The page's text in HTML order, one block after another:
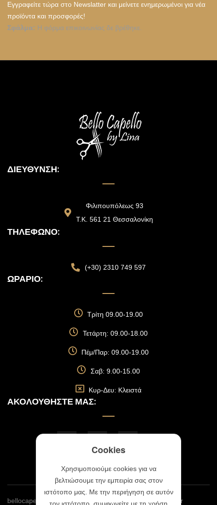
Εγγραφείτε τώρα στο Newslatter και μείνετε ενημερωμένοι για νέα
προϊόντα και προσφορές!
Σφάλμα: Η φόρμα επικοινωνίας δε βρέθηκε.
ΔΙΕΎΘΥΝΣΗ:
Φιλιπουπόλεως 93
Τ.Κ. 561 21 Θεσσαλονίκη
ΤΗΛΈΦΩΝΟ:
(+30) 2310 749 597
ΩΡΆΡΙΟ:
Τρίτη 09.00-19.00
Τετάρτη: 09.00-18.00
Πέμ/Παρ: 09.00-19.00
Σαβ: 9.00-15.00
Κυρ-Δευ: Κλειστά
ΑΚΟΛΟΥΘΉΣΤΕ ΜΑΣ:
bellocapellobylina.gr © 2023 | Website By Webmonster.gr
Cookies
Χρησιμοποιούμε cookies για να
βελτιώσουμε την εμπειρία σας στον
ιστότοπο μας. Με την περιήγηση σε αυτόν